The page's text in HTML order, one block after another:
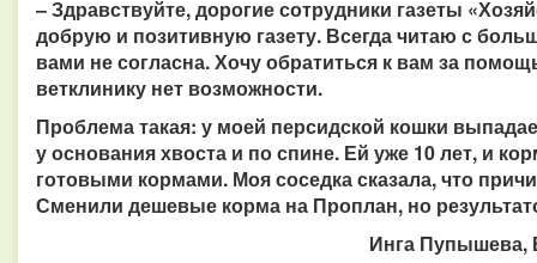
– Здравствуйте, дорогие сотрудники газеты
добрую и позитивную газету. Всегда читаю с
вами не согласна. Хочу обратиться к вам за
ветклинику нет возможности.
Проблема такая: у моей персидской кошки
у основания хвоста и по спине. Ей уже 10 лет, и
готовыми кормами. Моя соседка сказала, что
Сменили дешевые корма на Проплан, но
Инга Пупышева,